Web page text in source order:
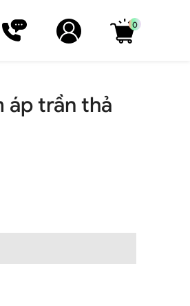
0
áp trần thả